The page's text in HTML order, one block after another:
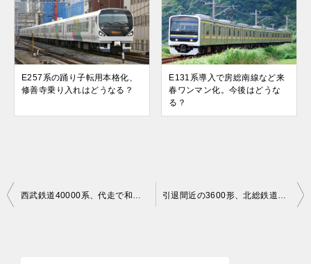
E257系の踊り子転用本格化、
修善寺乗り入れはどうなる？
E131系導入で房総南線など来
春ワンマン化。今後はどうな
る？
投
西武鉄道40000系、代走で和光市へ入線！ 引退間近の3600形、北総鉄道へ入線！